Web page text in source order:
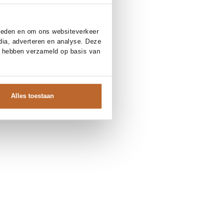
en om ons websiteverkeer
adverteren en analyse. Deze
verzameld op basis van
Alles toestaan